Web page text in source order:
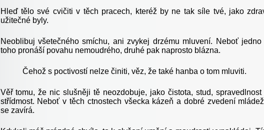
Hleď tělo své cvičiti v těch pracech, kteréž by ne tak síle tvé, jako
užitečné byly.
Neoblibuj všetečného smíchu, ani zvykej drzému mluvení. Neboť jedno
toho pronáší povahu nemoudrého, druhé pak naprosto blázna.
Čehož s poctivostí nelze činiti, věz, že také hanba o tom mluviti.
Věř tomu, že nic slušněji tě neozdobuje, jako čistota, stud, spravedlnost
střídmost. Neboť v těch ctnostech všecka kázeň a dobré zvedení
se zavírá.